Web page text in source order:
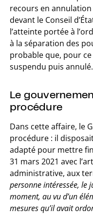
recours en
devant le Conseil
l’atteinte portée à
à la séparation des
probable que, pour
suspendu puis annulé.
Le
procédure
Dans cette affaire, le
procédure : il
adapté pour mettre
31 mars 2021 avec
administrative, aux
personne intéressée, le
moment, au vu d’un
mesures qu’il avait